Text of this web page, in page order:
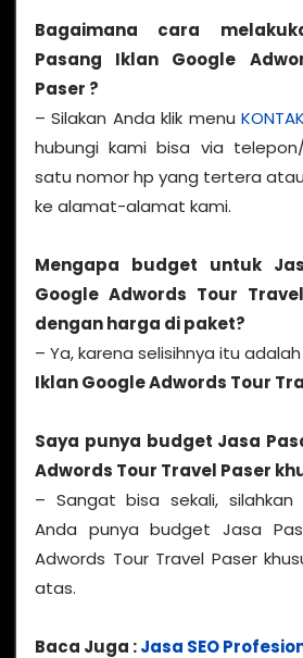
Bagaimana cara
Pasang Iklan Google
Paser ?
– Silakan Anda klik menu
hubungi kami bisa via
satu nomor hp yang tertera
ke alamat-alamat kami.
Mengapa budget untuk
Google Adwords Tour
dengan harga di paket?
– Ya, karena selisihnya itu
Iklan Google Adwords Tour
Saya punya budget Jasa
Adwords Tour Travel Paser
– Sangat bisa sekali, silahkan
Anda punya budget Jasa
Adwords Tour Travel Paser
atas.
Baca Juga :Jasa SEO